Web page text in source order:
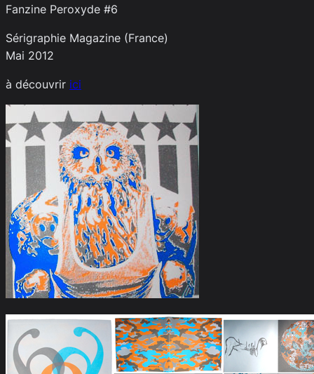
Fanzine Peroxyde #6
Sérigraphie Magazine (France)
Mai 2012
à découvrir ici